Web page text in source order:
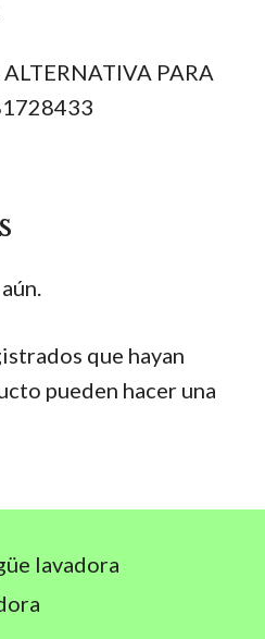
PARA
que hayan
pueden hacer una
lavadora